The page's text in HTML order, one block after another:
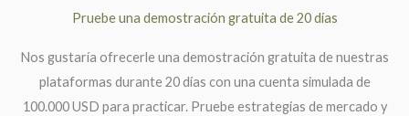
Pruebe una demostración gratuita de 20 días
Nos gustaría ofrecerle una demostración gratuita de nuestras
plataformas durante 20 días con una cuenta simulada de
100.000 USD para practicar. Pruebe estrategias de mercado y